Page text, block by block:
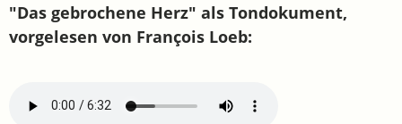
"Das gebrochene Herz" als Tondokument,
vorgelesen von François Loeb: